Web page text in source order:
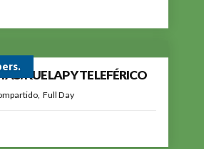
KUELAP Y TELEFÉRICO
Full Day